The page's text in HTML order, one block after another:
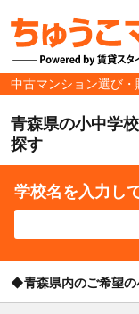
中古マンション選び・
青森県の小中学
探す
学校名を入力し
◆青森県内のご希望の